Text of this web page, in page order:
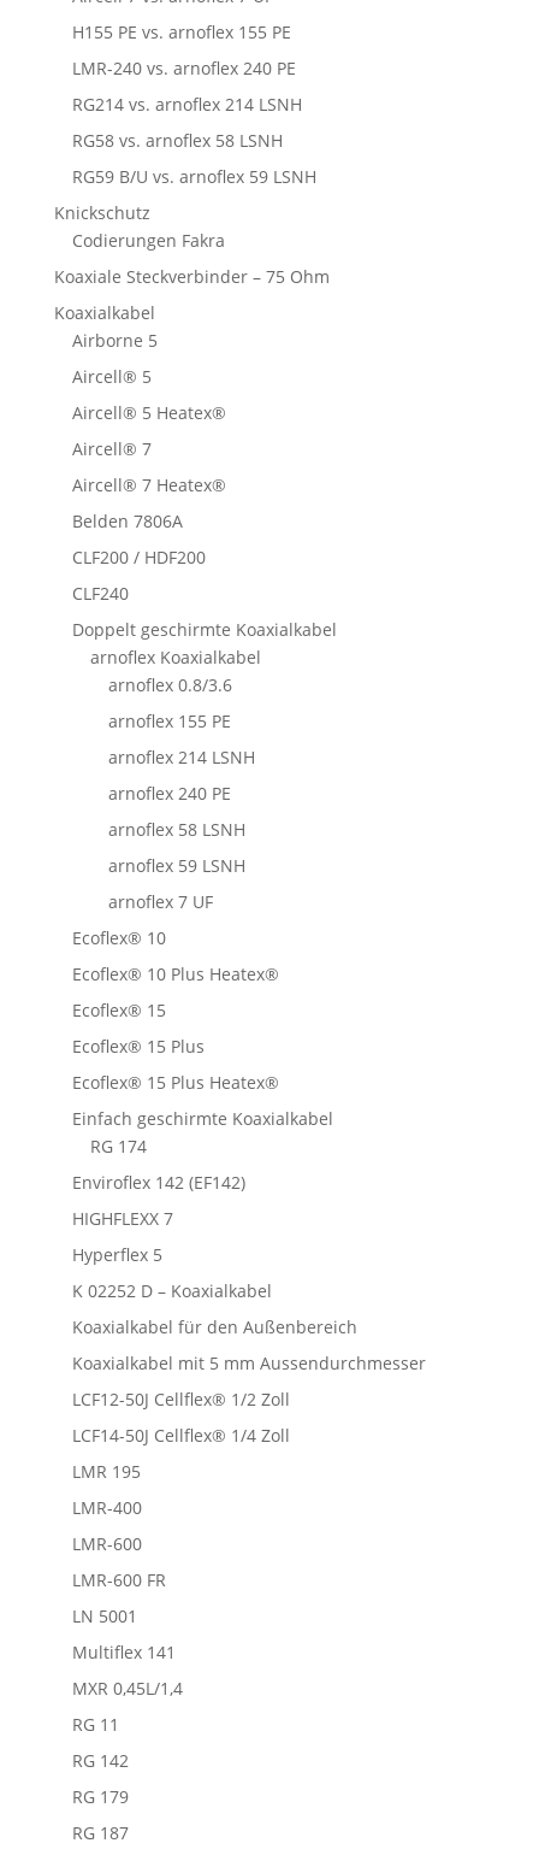
H155 PE vs. arnoflex 155 PE
LMR-240 vs. arnoflex 240 PE
RG214 vs. arnoflex 214 LSNH
RG58 vs. arnoflex 58 LSNH
RG59 B/U vs. arnoflex 59 LSNH
Knickschutz
Codierungen Fakra
Koaxiale Steckverbinder – 75 Ohm
Koaxialkabel
Airborne 5
Aircell® 5
Aircell® 5 Heatex®
Aircell® 7
Aircell® 7 Heatex®
Belden 7806A
CLF200 / HDF200
CLF240
Doppelt geschirmte Koaxialkabel
arnoflex Koaxialkabel
arnoflex 0.8/3.6
arnoflex 155 PE
arnoflex 214 LSNH
arnoflex 240 PE
arnoflex 58 LSNH
arnoflex 59 LSNH
arnoflex 7 UF
Ecoflex® 10
Ecoflex® 10 Plus Heatex®
Ecoflex® 15
Ecoflex® 15 Plus
Ecoflex® 15 Plus Heatex®
Einfach geschirmte Koaxialkabel
RG 174
Enviroflex 142 (EF142)
HIGHFLEXX 7
Hyperflex 5
K 02252 D – Koaxialkabel
Koaxialkabel für den Außenbereich
Koaxialkabel mit 5 mm Aussendurchmesser
LCF12-50J Cellflex® 1/2 Zoll
LCF14-50J Cellflex® 1/4 Zoll
LMR 195
LMR-400
LMR-600
LMR-600 FR
LN 5001
Multiflex 141
MXR 0,45L/1,4
RG 11
RG 142
RG 179
RG 187